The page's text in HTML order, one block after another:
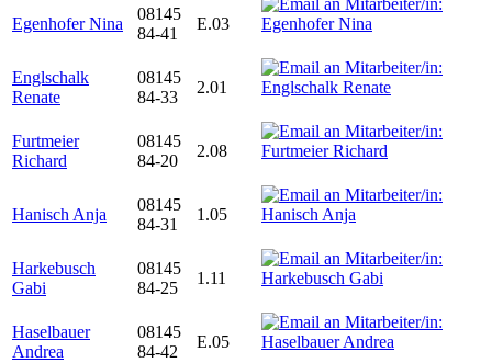
Egenhofer Nina
08145
84-41
E.03
Englschalk
Renate
08145
84-33
2.01
Furtmeier
Richard
08145
84-20
2.08
Hanisch Anja
08145
84-31
1.05
Harkebusch
Gabi
08145
84-25
1.11
Haselbauer
Andrea
08145
84-42
E.05